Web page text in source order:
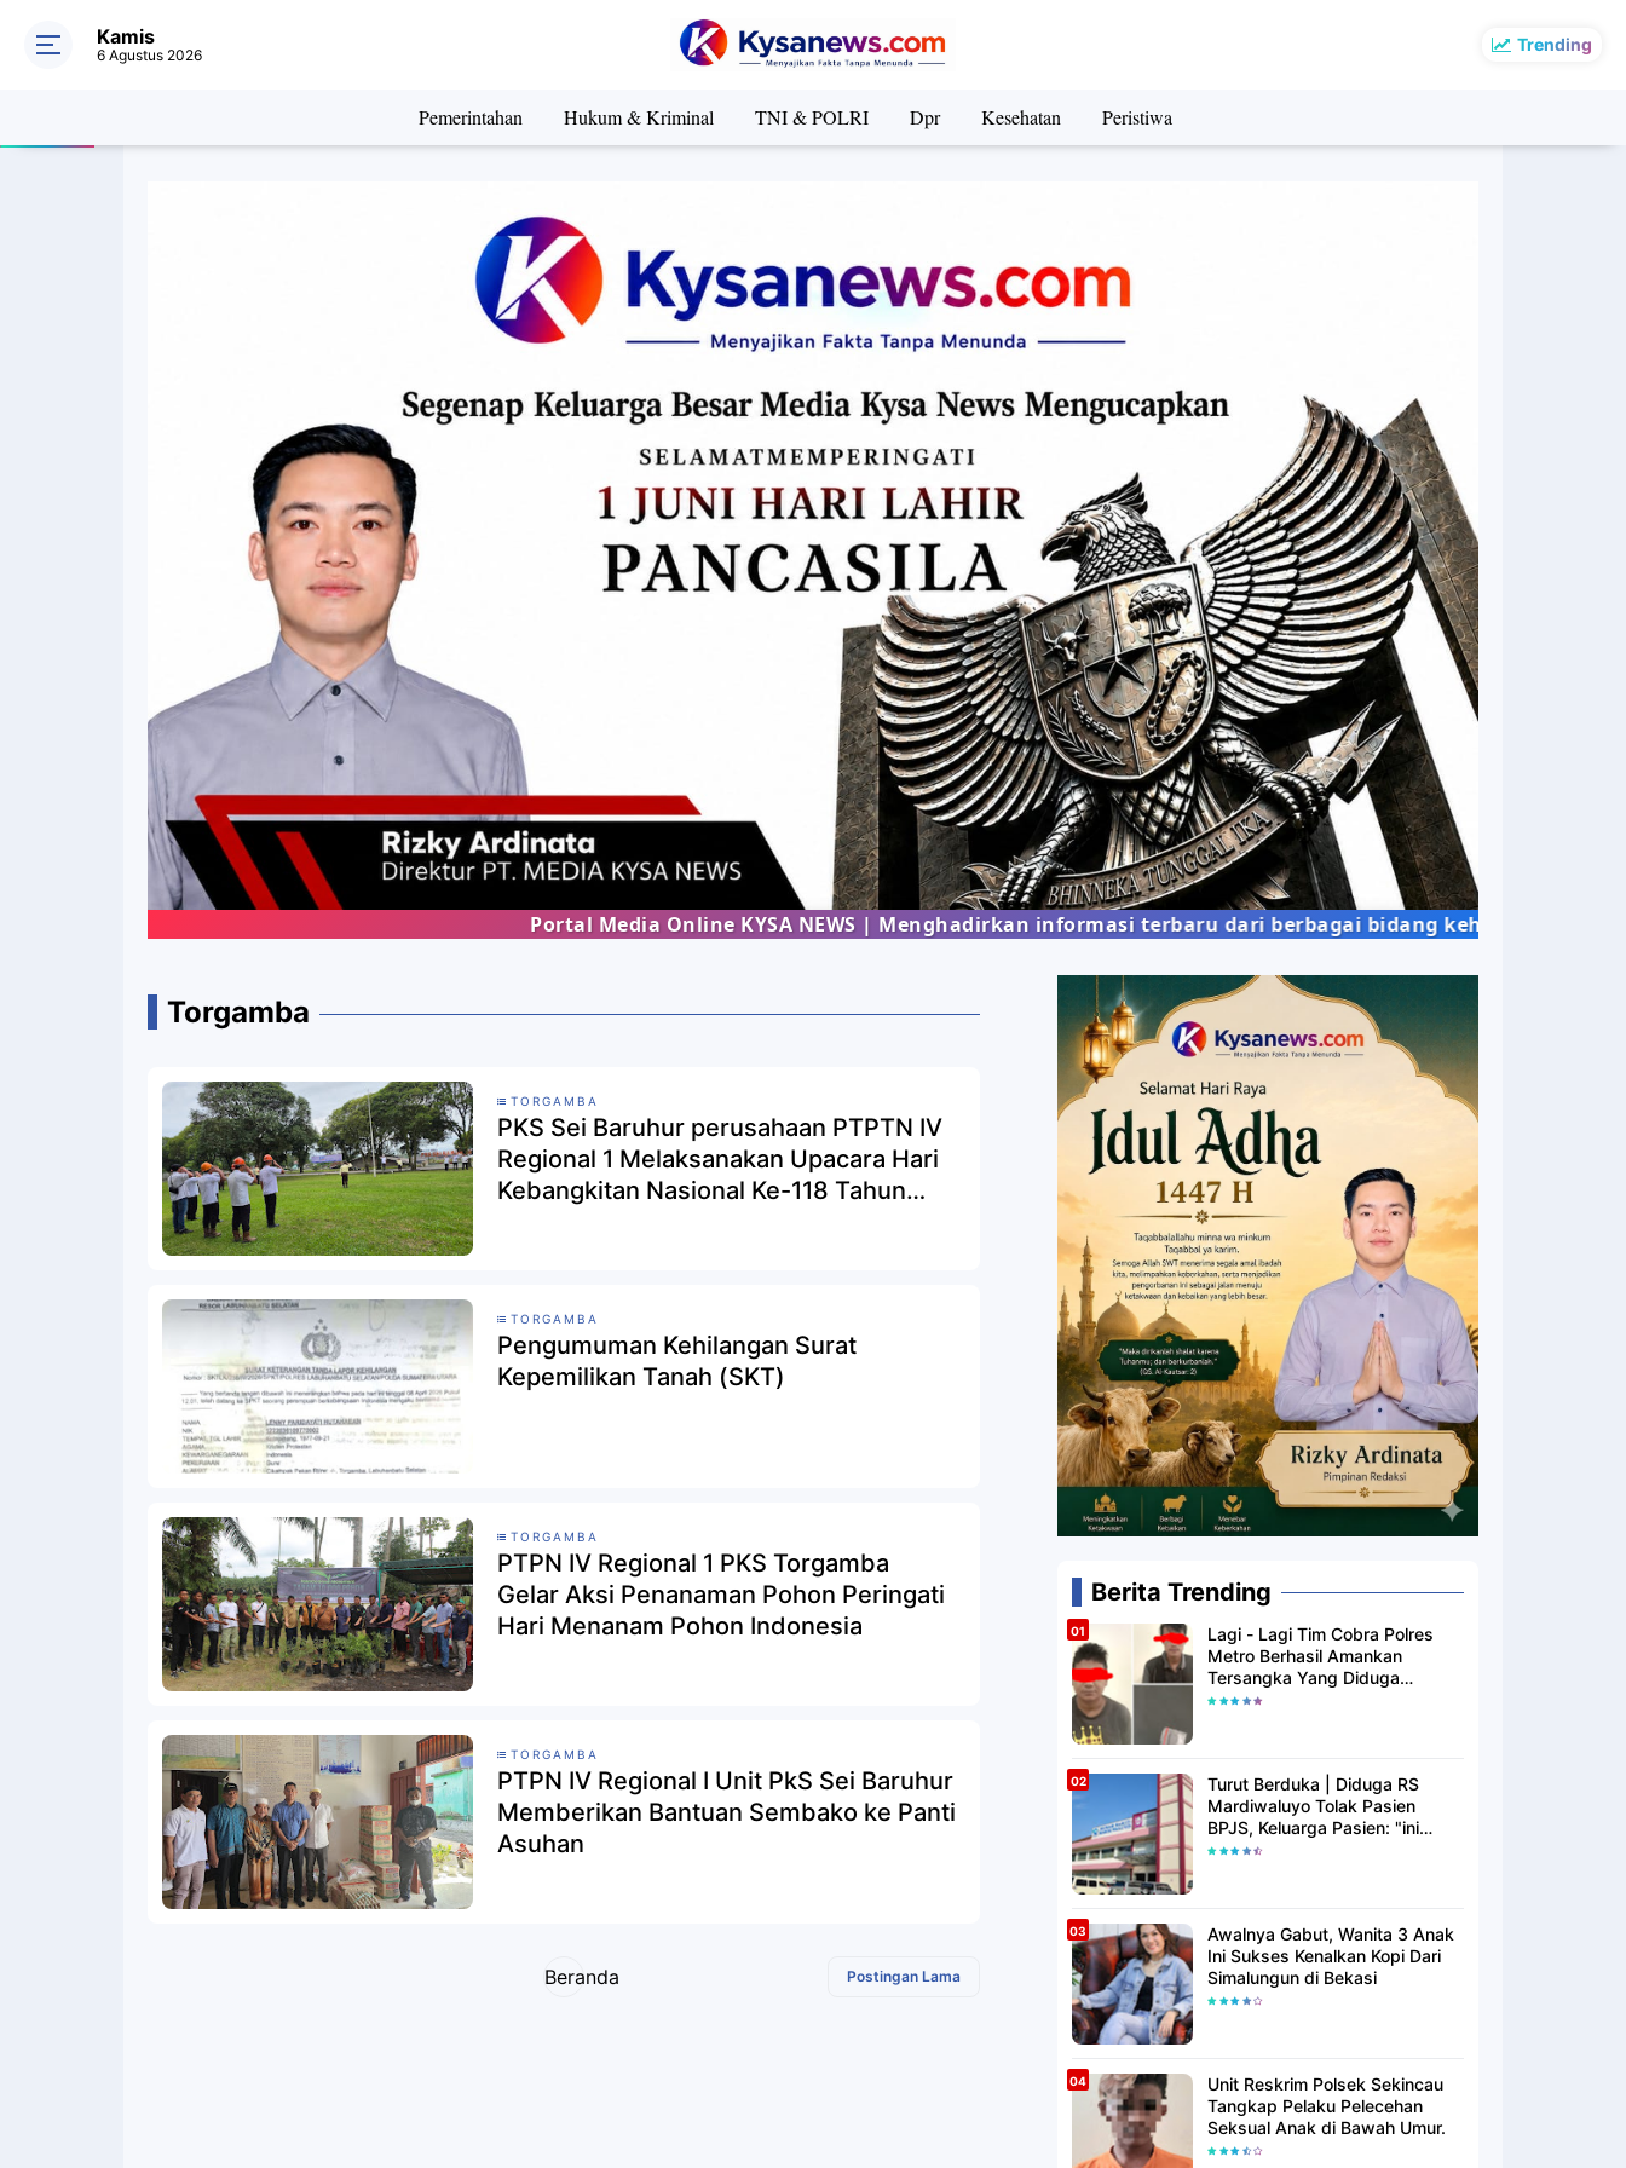
Trending
Kamis
6 Agustus 2026
Pemerintahan Hukum & Kriminal TNI & POLRI Dpr Kesehatan Peristiwa
Portal Media Online KYSA NEWS | Menghadirkan informasi terbaru dari berbagai bidang kehidupan masyarakat
Torgamba
TORGAMBA
PKS Sei Baruhur perusahaan PTPTN IV
Regional 1 Melaksanakan Upacara Hari
Kebangkitan Nasional Ke-118 Tahun
TORGAMBA
Pengumuman Kehilangan Surat
Kepemilikan Tanah (SKT)
TORGAMBA
PTPN IV Regional 1 PKS Torgamba
Gelar Aksi Penanaman Pohon Peringati
Hari Menanam Pohon Indonesia
TORGAMBA
PTPN IV Regional I Unit PkS Sei Baruhur
Memberikan Bantuan Sembako ke Panti
Asuhan
Postingan Lama
Beranda
Berita Trending
Lagi - Lagi Tim Cobra Polres
Metro Berhasil Amankan
Tersangka Yang Diduga
Pengguna Narkotika
Turut Berduka | Diduga RS
Mardiwaluyo Tolak Pasien
BPJS, Keluarga Pasien: "ini
Yang Katanya Bukan Keadaan
Awalnya Gabut, Wanita 3 Anak
Ini Sukses Kenalkan Kopi Dari
Simalungun di Bekasi
Unit Reskrim Polsek Sekincau
Tangkap Pelaku Pelecehan
Seksual Anak di Bawah Umur.